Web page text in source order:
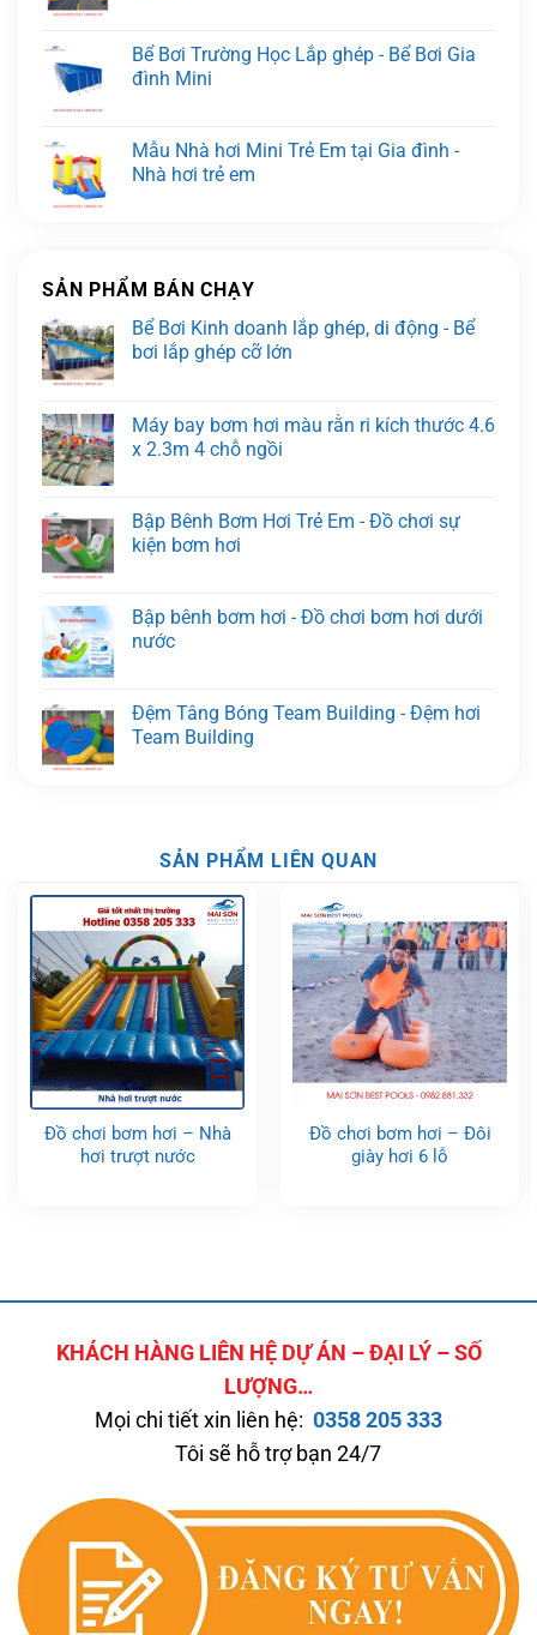
Bể Bơi Trường Học Lắp ghép - Bể Bơi Gia
đình Mini
Mẫu Nhà hơi Mini Trẻ Em tại Gia đình -
Nhà hơi trẻ em
SẢN PHẨM BÁN CHẠY
Bể Bơi Kinh doanh lắp ghép, di động - Bể
bơi lắp ghép cỡ lớn
Máy bay bơm hơi màu rằn ri kích thước 4.6
x 2.3m 4 chỗ ngồi
Bập Bênh Bơm Hơi Trẻ Em - Đồ chơi sự
kiện bơm hơi
Bập bênh bơm hơi - Đồ chơi bơm hơi dưới
nước
Đệm Tâng Bóng Team Building - Đệm hơi
Team Building
SẢN PHẨM LIÊN QUAN
Đồ chơi bơm hơi – Nhà
hơi trượt nước
Đồ chơi bơm hơi – Đôi
giày hơi 6 lỗ
KHÁCH HÀNG LIÊN HỆ DỰ ÁN – ĐẠI LÝ – SỐ
LƯỢNG…
Mọi chi tiết xin liên hệ: 0358 205 333
Tôi sẽ hỗ trợ bạn 24/7